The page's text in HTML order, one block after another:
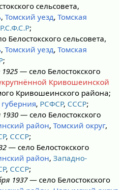
сельсовета,
,Томский уезд,Томская
Р.С.Ф.С.Р;
Белостокского сельсовета,
,Томский уезд,Томская
;
— село Белостокского
Кривошеинской
Кривошеинского района;
, РСФСР, СССР;
— село Белостокского
район,Томский округ,
, СССР;
— село Белостокского
район,Западно-
, СССР;
1937— село Белостокского